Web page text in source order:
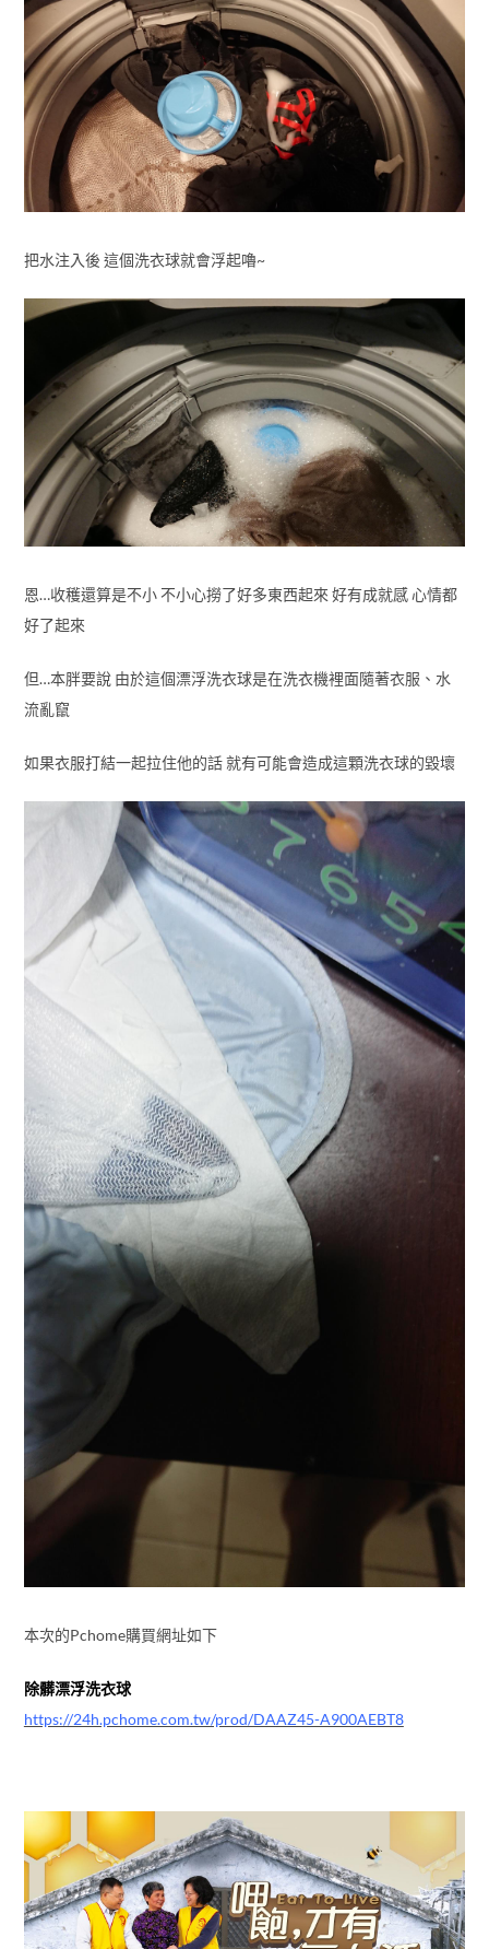
把水注入後 這個洗衣球就會浮起嚕~
恩…收穫還算是不小 不小心撈了好多東西起來 好有成就感 心情都
好了起來
但…本胖要說 由於這個漂浮洗衣球是在洗衣機裡面隨著衣服、水
流亂竄
如果衣服打結一起拉住他的話 就有可能會造成這顆洗衣球的毀壞
本次的Pchome購買網址如下
除髒漂浮洗衣球
https://24h.pchome.com.tw/prod/DAAZ45-A900AEBT8